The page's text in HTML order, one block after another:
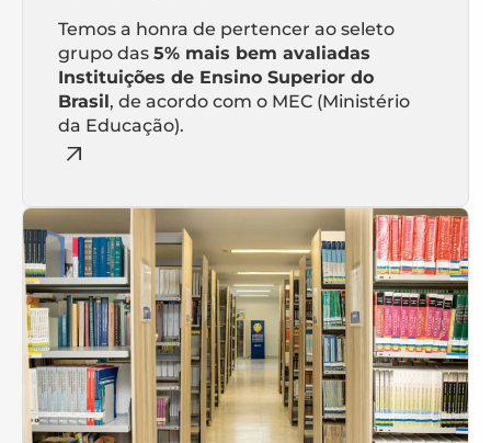
Temos a honra de pertencer ao seleto
grupo das 5% mais bem avaliadas
Instituições de Ensino Superior do
Brasil, de acordo com o MEC (Ministério
da Educação).